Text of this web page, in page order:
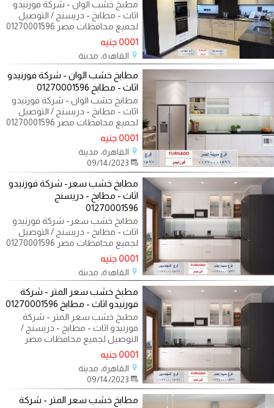
مطبخ خشب الوان - شركة فورنيدو
اثاث - مطابخ - دريسنج / التوصيل
لجميع محافظات مصر 01270001596
اكيد نفسك
0001 جنيه
القاهرة، مدينة
09/14/2023
مطابخ خشب الوان - شركة فورنيدو
اثاث - مطابخ 01270001596
مطابخ خشب الوان - شركة فورنيدو
اثاث - مطابخ - دريسنج / التوصيل
لجميع محافظات مصر 01270001596
اكيد نفسك
0001 جنيه
القاهرة، مدينة
مطابخ خشب سعر- شركة فورنيدو
اثاث - مطابخ - دريسنج
01270001596
مطابخ خشب سعر- شركة فورنيدو
اثاث - مطابخ - دريسنج / التوصيل
لجميع محافظات مصر 01270001596
اكيد نفسك
0001 جنيه
القاهرة، مدينة
09/14/2023
مطبخ خشب سعر المتر - شركة
فورنيدو اثاث - مطابخ 01270001596
مطبخ خشب سعر المتر - شركة
فورنيدو اثاث - مطابخ - دريسنج /
التوصيل لجميع محافظات مصر
01270001596 اكيد
0001 جنيه
القاهرة، مدينة
مطابخ خشب سعر المتر - شركة